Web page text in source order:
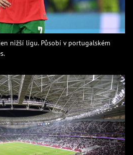
nižší ligu. Působí v portugalském